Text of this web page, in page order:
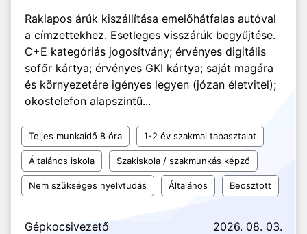
Raklapos árúk kiszállítása emelőhátfalas autóval
a címzettekhez. Esetleges visszárúk begyűjtése.
C+E kategóriás jogosítvány; érvényes digitális
sofőr kártya; érvényes GKI kártya; saját magára
és környezetére igényes legyen (józan életvitel);
okostelefon alapszintű...
Teljes munkaidő 8 óra 1-2 év szakmai tapasztalat
Általános iskola Szakiskola / szakmunkás képző
Nem szükséges nyelvtudás Általános Beosztott
Gépkocsivezető 2026. 08. 03.